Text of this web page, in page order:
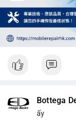
Bottega
ấy